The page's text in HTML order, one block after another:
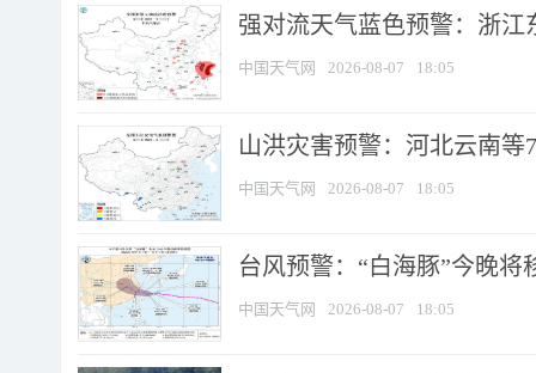
强对流天气蓝色预警：浙江
中国天气网 2026-08-07 18:05
山洪灾害预警：河北云南
中国天气网 2026-08-07 18:05
台风预警：“白海豚”今晚将
中国天气网 2026-08-07 18:05